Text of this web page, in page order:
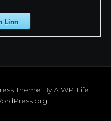
Linn
Theme ByA WP Life |